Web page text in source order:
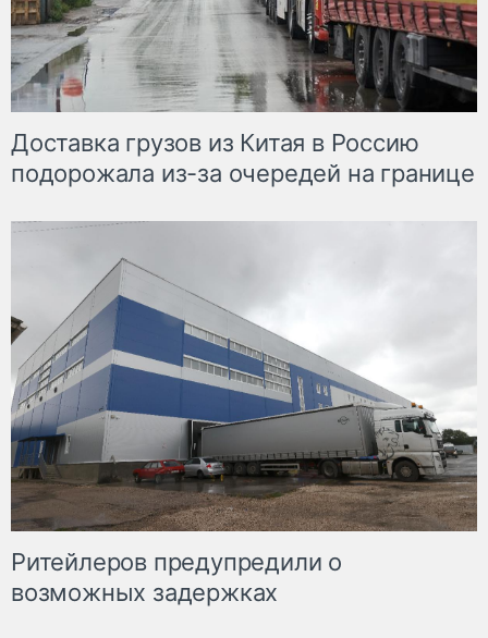
Доставка грузов из Китая в Россию
подорожала из-за очередей на границе
Ритейлеров предупредили о
возможных задержках